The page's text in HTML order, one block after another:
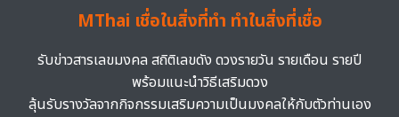
MThai เชื่อในสิ่งที่ทำ ทำในสิ่งที่เชื่อ
รับข่าวสารเลขมงคล สถิติเลขดัง ดวงรายวัน รายเดือน รายปี
พร้อมแนะนำวิธีเสริมดวง
ลุ้นรับรางวัลจากกิจกรรมเสริมความเป็นมงคลให้กับตัวท่านเอง